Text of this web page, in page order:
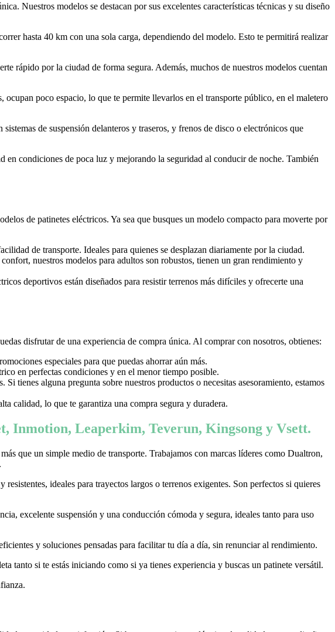
Nuestros modelos se destacan por sus excelentes características técnicas y su diseño
hasta 40 km con una sola carga, dependiendo del modelo. Esto te permitirá realizar
rápido por la ciudad de forma segura. Además, muchos de nuestros modelos cuentan
ocupan poco espacio, lo que te permite llevarlos en el transporte público, en el maletero
de suspensión delanteros y traseros, y frenos de disco o electrónicos que
condiciones de poca luz y mejorando la seguridad al conducir de noche. También
de patinetes eléctricos. Ya sea que busques un modelo compacto para moverte por
de transporte. Ideales para quienes se desplazan diariamente por la ciudad.
nuestros modelos para adultos son robustos, tienen un gran rendimiento y
deportivos están diseñados para resistir terrenos más difíciles y ofrecerte una
disfrutar de una experiencia de compra única. Al comprar con nosotros, obtienes:
especiales para que puedas ahorrar aún más.
en perfectas condiciones y en el menor tiempo posible.
tienes alguna pregunta sobre nuestros productos o necesitas asesoramiento, estamos
calidad, lo que te garantiza una compra segura y duradera.
Inmotion, Leaperkim, Teverun, Kingsong y Vsett.
que un simple medio de transporte. Trabajamos con marcas líderes como Dualtron,
ideales para trayectos largos o terrenos exigentes. Son perfectos si quieres
excelente suspensión y una conducción cómoda y segura, ideales tanto para uso
y soluciones pensadas para facilitar tu día a día, sin renunciar al rendimiento.
tanto si te estás iniciando como si ya tienes experiencia y buscas un patinete versátil.